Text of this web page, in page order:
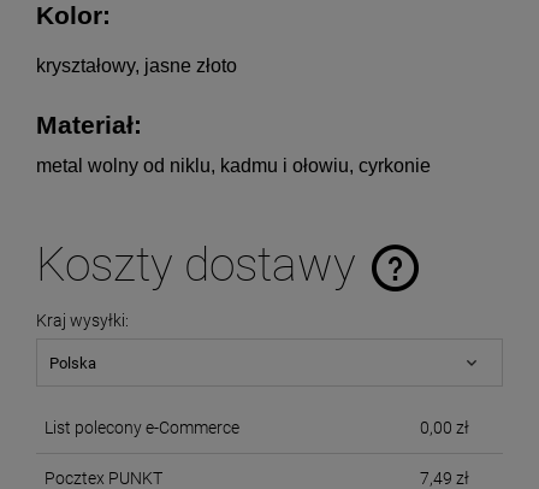
Kolor:
kryształowy, jasne złoto
Materiał:
metal wolny od niklu, kadmu i ołowiu, cyrkonie
Koszty dostawy
Cena nie zawiera ewentualnych kosztów płatności
Kraj wysyłki:
List polecony e-Commerce 0,00 zł
Pocztex PUNKT 7,49 zł